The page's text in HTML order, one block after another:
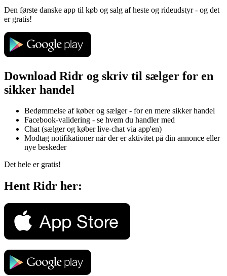
Den første danske app til køb og salg af heste og rideudstyr - og det
er gratis!
Download Ridr og skriv til sælger for en
sikker handel
Bedømmelse af køber og sælger - for en mere sikker handel
Facebook-validering - se hvem du handler med
Chat (sælger og køber live-chat via app'en)
Modtag notifikationer når der er aktivitet på din annonce eller
nye beskeder
Det hele er gratis!
Hent Ridr her: